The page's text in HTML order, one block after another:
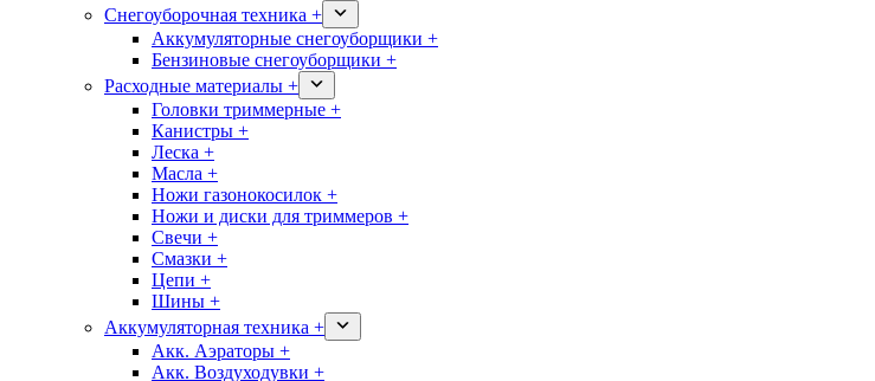
Снегоуборочная техника +
Аккумуляторные снегоуборщики +
Бензиновые снегоуборщики +
Расходные материалы +
Головки триммерные +
Канистры +
Леска +
Масла +
Ножи газонокосилок +
Ножи и диски для триммеров +
Свечи +
Смазки +
Цепи +
Шины +
Аккумуляторная техника +
Акк. Аэраторы +
Акк. Воздуходувки +